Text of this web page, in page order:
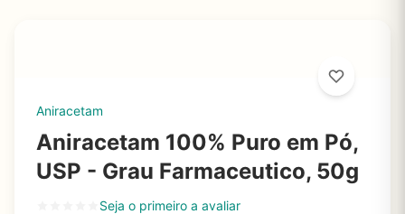
Aniracetam
Aniracetam 100% Puro em Pó,
USP - Grau Farmaceutico, 50g
Seja o primeiro a avaliar